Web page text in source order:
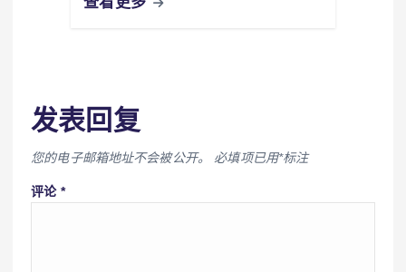
发表回复
您的电子邮箱地址不会被公开。 必填项已用*标注
评论 *